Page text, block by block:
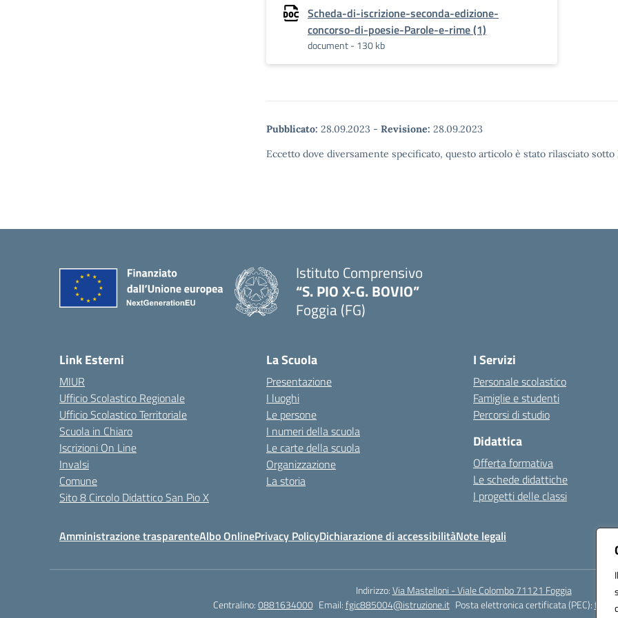
Scheda-di-iscrizione-seconda-edizione-
concorso-di-poesie-Parole-e-rime (1)
document - 130 kb
Pubblicato: 28.09.2023 - Revisione: 28.09.2023
Eccetto dove diversamente specificato, questo articolo è stato rilasciato
Istituto Comprensivo
“S. PIO X-G. BOVIO”
Foggia (FG)
Link Esterni
MIUR
Ufficio Scolastico Regionale
Ufficio Scolastico Territoriale
Scuola in Chiaro
Iscrizioni On Line
Invalsi
Comune
Sito 8 Circolo Didattico San Pio X
La Scuola
Presentazione
I luoghi
Le persone
I numeri della scuola
Le carte della scuola
Organizzazione
La storia
I Servizi
Personale scolastico
Famiglie e studenti
Percorsi di studio
Didattica
Offerta formativa
Le schede didattiche
I progetti delle classi
Amministrazione trasparenteAlbo OnlinePrivacy PolicyDichiarazione di accessibilitàNote legali
Indirizzo:Via Mastelloni - Viale Colombo 71121 Foggia
Centralino:0881634000 Email:fgic885004@istruzione.it Posta elettronica certificata (PEC):